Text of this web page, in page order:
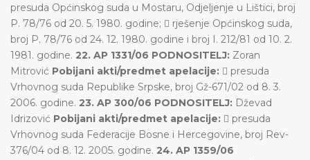
presuda Općinskog suda u Mostaru, Odjeljenje u Lištici, broj
P. 78/76 od 20. 5. 1980. godine;  rješenje Općinskog suda,
broj P. 78/76 od 24. 12. 1980. godine i broj I. 212/81 od 10. 2.
1981. godine. 22. AP 1331/06 PODNOSITELJ: Zoran
Mitrović Pobijani akti/predmet apelacije:  presuda
Vrhovnog suda Republike Srpske, broj Gž-671/02 od 8. 3.
2006. godine. 23. AP 300/06 PODNOSITELJ: Dževad
Idrizović Pobijani akti/predmet apelacije:  presuda
Vrhovnog suda Federacije Bosne i Hercegovine, broj Rev-
376/04 od 8. 12. 2005. godine. 24. AP 1359/06